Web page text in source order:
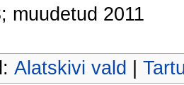
muudetud 2011
Alatskivi vald